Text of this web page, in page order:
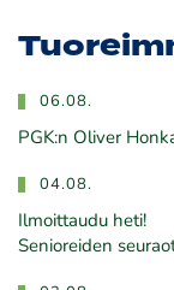
06.08.
PGK:n Oliver
04.08.
Ilmoittaudu heti!
​​​​​​​Senioreiden